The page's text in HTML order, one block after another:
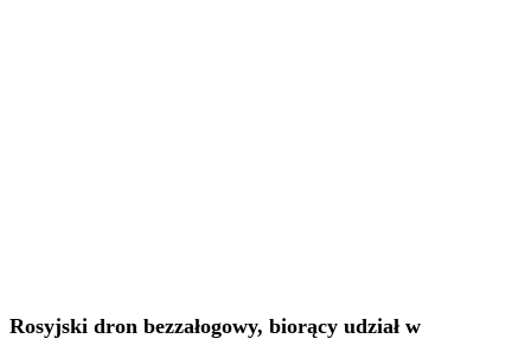
Rosyjski dron bezzałogowy, biorący udział w